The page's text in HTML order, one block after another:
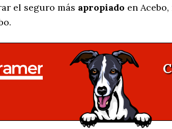
el seguro más apropiado en